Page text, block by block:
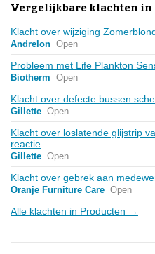
Vergelijkbare klachten in
Klacht over wijziging
Andrelon Open
Probleem met Life Plankton
Biotherm Open
Klacht over defecte bussen
Gillette Open
Klacht over loslatende glijstrip
reactie
Gillette Open
Klacht over gebrek aan
Oranje Furniture Care Open
Alle klachten in Producten →